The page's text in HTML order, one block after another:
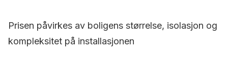
Prisen påvirkes av boligens størrelse, isolasjon og
kompleksitet på installasjonen